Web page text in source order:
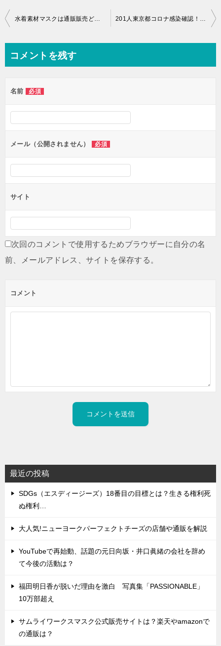
投
ビ
ー
シ
ン
水着素材マスクは通販販売どこで売ってるの？息苦しくないの？ 201人東京都コロナ感染確認！累計2700人以上に・・・
コメントを残す
名前 必須
メール（公開されません） 必須
サイト
次回のコメントで使用するためブラウザーに自分の名
前、メールアドレス、サイトを保存する。
コメント
最近の投稿
SDGs（エスディージーズ）18番目の目標とは？生きる権利死
ぬ権利…
大人気!ニューヨークパーフェクトチーズの店舗や通販を解説
YouTubeで再始動、話題の元日向坂・井口眞緒の会社を辞め
て今後の活動は？
福田明日香が脱いだ理由を激白 写真集「PASSIONABLE」
10万部超え
サムライワークスマスク公式販売サイトは？楽天やamazonで
の通販は？